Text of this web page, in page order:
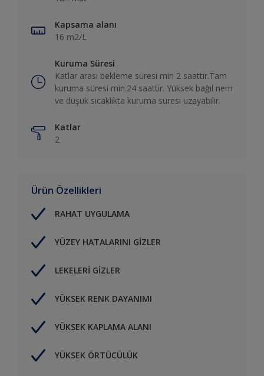
Kapsama alanı
16 m2/L
Kuruma Süresi
Katlar arası bekleme süresi min 2 saattir.Tam
kuruma süresi min.24 saattir. Yüksek bağıl nem
ve düşük sıcaklıkta kuruma süresi uzayabilir.
Katlar
2
Ürün Özellikleri
RAHAT UYGULAMA
YÜZEY HATALARINI GİZLER
LEKELERİ GİZLER
YÜKSEK RENK DAYANIMI
YÜKSEK KAPLAMA ALANI
YÜKSEK ÖRTÜCÜLÜK